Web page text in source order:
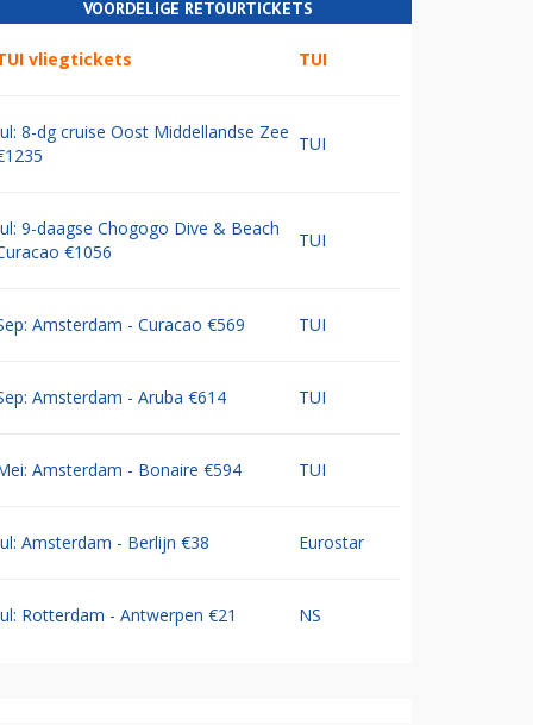
VOORDELIGE RETOURTICKETS
vliegtickets TUI
8-dg cruise Oost Middellandse Zee
TUI
9-daagse Chogogo Dive & Beach
€1056
TUI
Amsterdam - Curacao €569 TUI
Amsterdam - Aruba €614 TUI
Amsterdam - Bonaire €594 TUI
Amsterdam - Berlijn €38 Eurostar
Rotterdam - Antwerpen €21 NS